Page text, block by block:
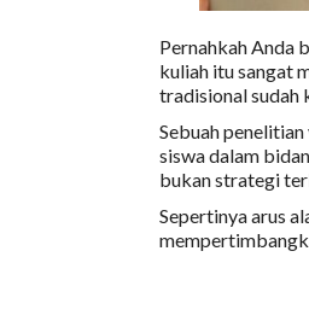
Pernahkah Anda
kuliah itu sangat
tradisional sudah
Sebuah
siswa dalam
bukan strategi
Sepertinya arus